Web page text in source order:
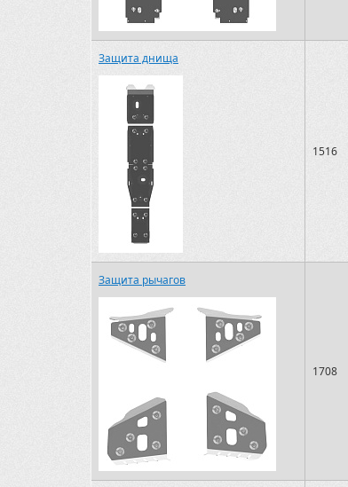
Защита днища
1516
Защита рычагов
1708